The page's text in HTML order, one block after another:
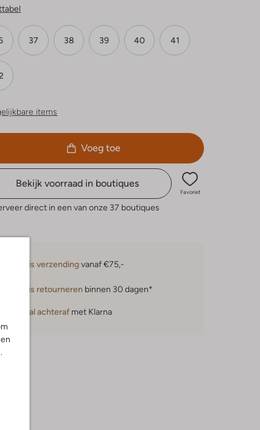
37 38 39 40 41
items
Voeg toe
Bekijk voorraad in boutiques
Favoriet
direct in een van onze 37 boutiques
Gratis verzendingvanaf €75,-
Gratis retourneren binnen 30 dagen*
Betaal achteraf met Klarna